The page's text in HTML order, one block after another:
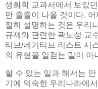
생화학 교과서에서 보았
만 줄줄이 나올 것이다.
절히 설명하는 것은 우리
규제와 관련한 곽노성 교
티브/네거티브 리스트 시
의 유형을 일컫는 말이 아
할 수 있는 일과 해서는
기에 익숙한 우리나라에